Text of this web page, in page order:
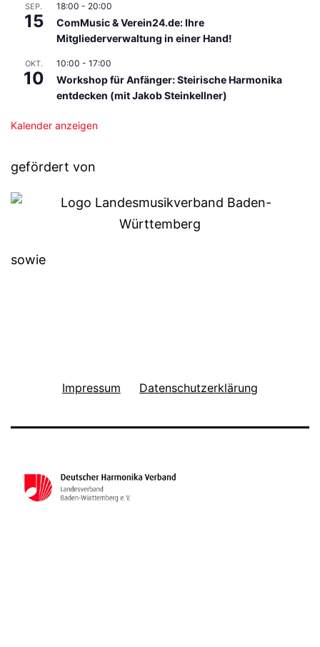
SEP.
15
18:00 - 20:00
ComMusic & Verein24.de: Ihre
Mitgliederverwaltung in einer Hand!
OKT.
10
10:00 - 17:00
Workshop für Anfänger: Steirische Harmonika
entdecken (mit Jakob Steinkellner)
Kalender anzeigen
gefördert von
sowie
Impressum Datenschutzerklärung